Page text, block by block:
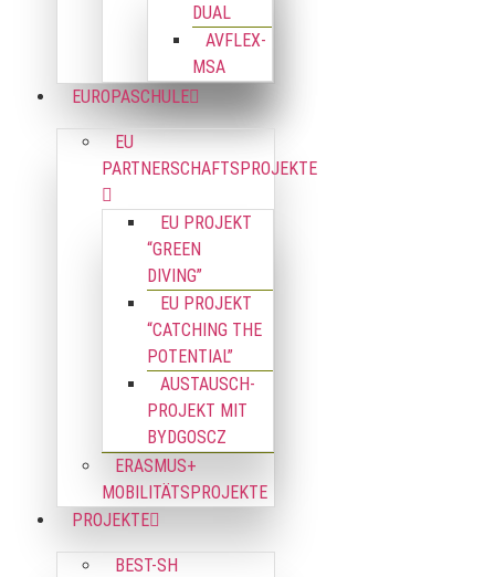
DUAL
AVFLEX-
MSA
EUROPASCHULE
EU
PARTNERSCHAFTSPROJEKTE
EU PROJEKT
“GREEN
DIVING”
EU PROJEKT
“CATCHING THE
POTENTIAL”
AUSTAUSCH-
PROJEKT MIT
BYDGOSCZ
ERASMUS+
MOBILITÄTSPROJEKTE
PROJEKTE
BEST-SH